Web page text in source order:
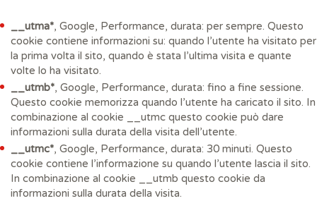
__utma*, Google, Performance, durata: per sempre. Questo
cookie contiene informazioni su: quando l’utente ha visitato per
la prima volta il sito, quando è stata l’ultima visita e quante
volte lo ha visitato.
__utmb*, Google, Performance, durata: fino a fine sessione.
Questo cookie memorizza quando l’utente ha caricato il sito. In
combinazione al cookie __utmc questo cookie può dare
informazioni sulla durata della visita dell’utente.
__utmc*, Google, Performance, durata: 30 minuti. Questo
cookie contiene l’informazione su quando l’utente lascia il sito.
In combinazione al cookie __utmb questo cookie da
informazioni sulla durata della visita.